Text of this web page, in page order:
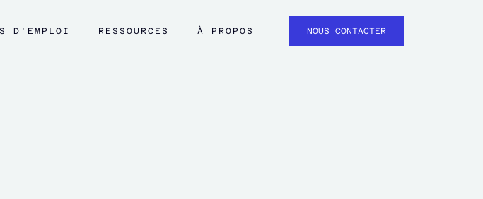
D'EMPLOI RESSOURCES À PROPOS NOUS CONTACTER